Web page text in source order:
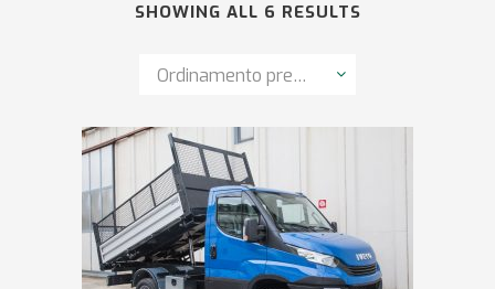
SHOWING ALL 6 RESULTS
Ordinamento predefinito